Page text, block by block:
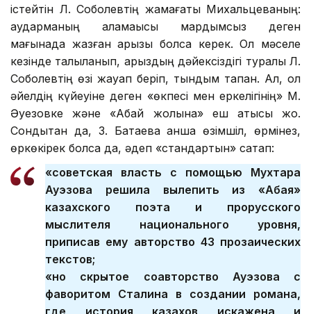
істейтін Л. Соболевтің жамағаты Михальцеваның:
аударманың қаламақысы мардымсыз деген
мағынада жазған арызы болса керек. Ол мәселе
кезінде талқыланып, арыздың дәйексіздігі туралы Л.
Соболевтің өзі жауап беріп, тындым тапқан. Ал, ол
әйелдің күйеуіне деген «өкпесі мен еркелігінің» М.
Әуезовке және «Абай жолына» еш қатысы жоқ.
Сондықтан да, З. Батаева қанша өзімшіл, өрмінез,
өркөкірек болса да, әдеп «стандартын» сақтап:
«советская власть с помощью Мухтара
Ауэзова решила вылепить из «Абая»
казахского поэта и прорусского
мыслителя национального уровня,
приписав ему авторство 43 прозаических
текстов;
«но скрытое соавторство Ауэзова с
фаворитом Сталина в создании романа,